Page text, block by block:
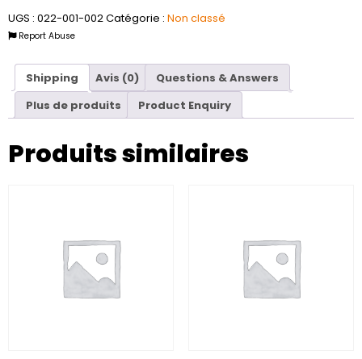
UGS : 022-001-002Catégorie : Non classé
Report Abuse
Shipping Avis (0)
Questions & Answers
Plus de produits
Product Enquiry
Produits similaires